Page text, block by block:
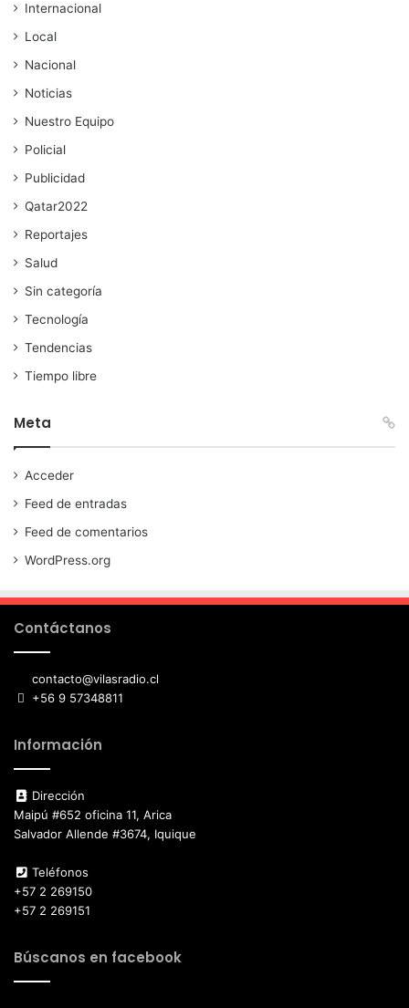
Internacional
Local
Nacional
Noticias
Nuestro Equipo
Policial
Publicidad
Qatar2022
Reportajes
Salud
Sin categoría
Tecnología
Tendencias
Tiempo libre
Meta
Acceder
Feed de entradas
Feed de comentarios
WordPress.org
Contáctanos
contacto@vilasradio.cl
+56 9 57348811
Información
Dirección
Maipú #652 oficina 11, Arica
Salvador Allende #3674, Iquique
Teléfonos
+57 2 269150
+57 2 269151
Búscanos en facebook